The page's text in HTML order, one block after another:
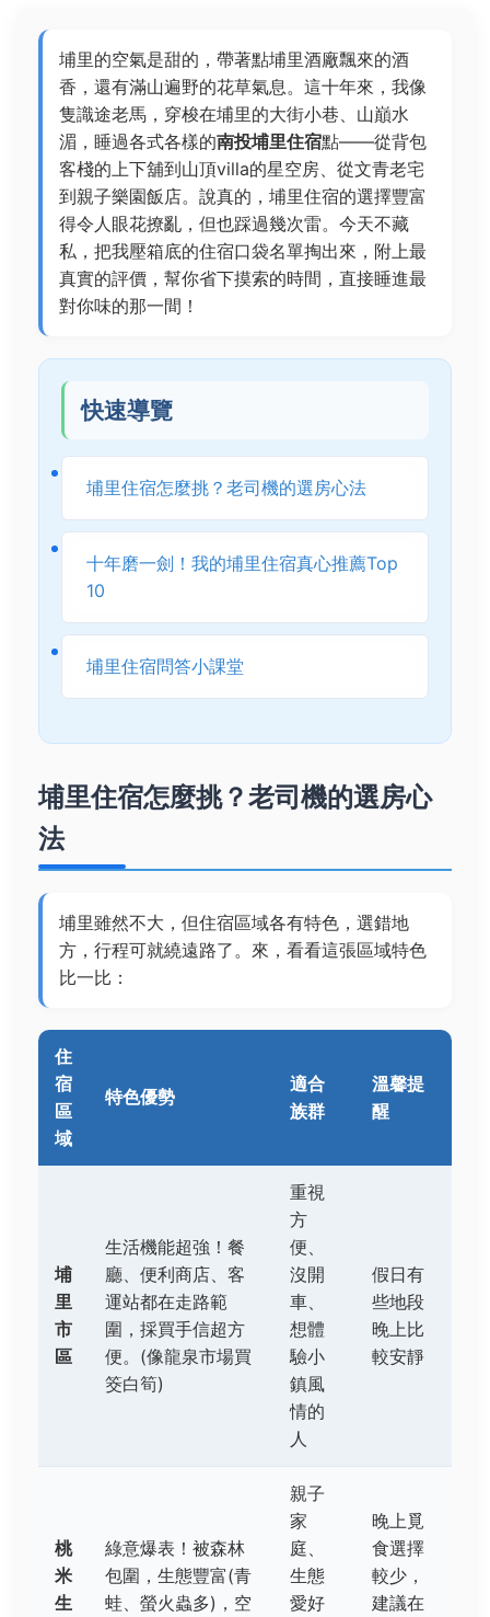
埔里的空氣是甜的，帶著點埔里酒廠飄來的酒
香，還有滿山遍野的花草氣息。這十年來，我像
隻識途老馬，穿梭在埔里的大街小巷、山巔水
湄，睡過各式各樣的南投埔里住宿點——從背包
客棧的上下舖到山頂villa的星空房、從文青老宅
到親子樂園飯店。說真的，埔里住宿的選擇豐富
得令人眼花撩亂，但也踩過幾次雷。今天不藏
私，把我壓箱底的住宿口袋名單掏出來，附上最
真實的評價，幫你省下摸索的時間，直接睡進最
對你味的那一間！
快速導覽
埔里住宿怎麼挑？老司機的選房心法
十年磨一劍！我的埔里住宿真心推薦Top
10
埔里住宿問答小課堂
埔里住宿怎麼挑？老司機的選房心
法
埔里雖然不大，但住宿區域各有特色，選錯地
方，行程可就繞遠路了。來，看看這張區域特色
比一比：
住
宿
區
域
特色優勢
適合
族群
溫馨提
醒
埔
里
市
區
生活機能超強！餐
廳、便利商店、客
運站都在走路範
圍，採買手信超方
便。(像龍泉市場買
筊白筍)
重視
方
便、
沒開
車、
想體
驗小
鎮風
情的
人
假日有
些地段
晚上比
較安靜
桃
米
生
綠意爆表！被森林
包圍，生態豐富(青
蛙、螢火蟲多)，空
親子
家
庭、
生態
愛好
晚上覓
食選擇
較少，
建議在